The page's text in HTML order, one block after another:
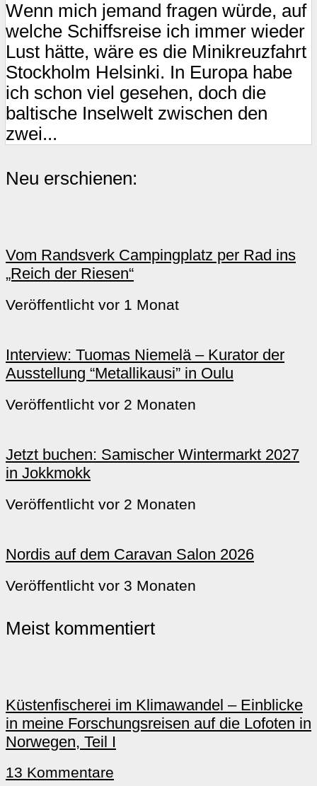
Wenn mich jemand fragen würde, auf
welche Schiffsreise ich immer wieder
Lust hätte, wäre es die Minikreuzfahrt
Stockholm Helsinki. In Europa habe
ich schon viel gesehen, doch die
baltische Inselwelt zwischen den
zwei...
Neu erschienen:
Vom Randsverk Campingplatz per Rad ins
„Reich der Riesen“
Veröffentlicht vor 1 Monat
Interview: Tuomas Niemelä – Kurator der
Ausstellung “Metallikausi” in Oulu
Veröffentlicht vor 2 Monaten
Jetzt buchen: Samischer Wintermarkt 2027
in Jokkmokk
Veröffentlicht vor 2 Monaten
Nordis auf dem Caravan Salon 2026
Veröffentlicht vor 3 Monaten
Meist kommentiert
Küstenfischerei im Klimawandel – Einblicke
in meine Forschungsreisen auf die Lofoten in
Norwegen, Teil I
13 Kommentare